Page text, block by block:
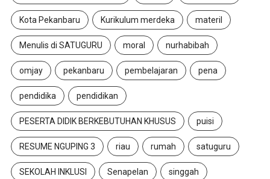
Kota Pekanbaru Kurikulum merdeka materil
Menulis di SATUGURU moral nurhabibah
omjay pekanbaru pembelajaran pena
pendidika pendidikan
PESERTA DIDIK BERKEBUTUHAN KHUSUS puisi
RESUME NGUPING 3 riau rumah satuguru
SEKOLAH INKLUSI Senapelan singgah